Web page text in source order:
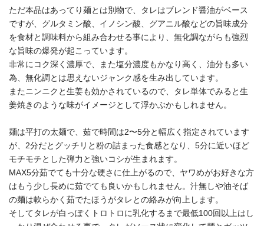
ただ本品はあってり麺とは別物で、タレはブレンド醤油がベース
ですが、グルタミン酸、イノシン酸、グアニル酸などの旨味成分
を食材と調味料から組み合わせる事により、無化調ながらも強烈
な旨味の爆発が起こっています。
非常にコク深く濃厚で、また塩分濃度もかなり高く、油分も多い
為、無化調とは思えないジャンク感を生み出しています。
またニンニクと生姜も効かされているので、タレ単体でみると生
姜焼きのような味がイメージとして浮かぶかもしれません。
麺は平打の太麺で、茹で時間は2〜5分と幅広く指定されています
が、2分だとグッチリと粉の詰まった食感となり、5分に近いほど
モチモチとした弾力と強いコシが生まれます。
MAX5分茹でても十分な硬さに仕上がるので、ヤワめがお好きな方
はもう少し長めに茹でても良いかもしれません。汁無しや油そば
の麺は軟らかく茹でたほうがタレとの絡みが向上します。
そしてタレが白っぽくトロトロに乳化するまで最低100回以上はし